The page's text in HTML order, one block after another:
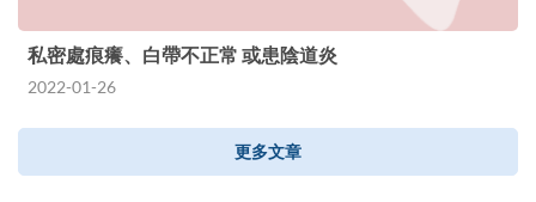
私密處痕癢、白帶不正常 或患陰道炎
2022-01-26
更多文章